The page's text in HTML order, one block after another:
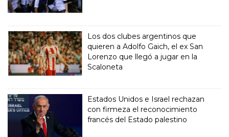
Los dos clubes argentinos que
quieren a Adolfo Gaich, el ex San
Lorenzo que llegó a jugar en la
Scaloneta
Estados Unidos e Israel rechazan
con firmeza el reconocimiento
francés del Estado palestino